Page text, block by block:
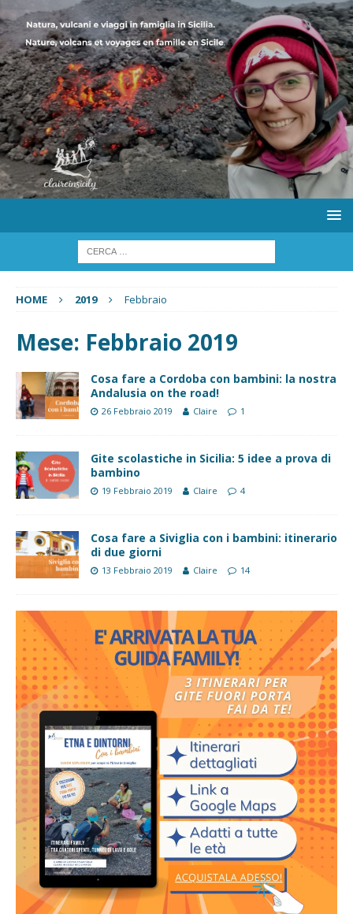
HOME 2019 Febbraio
Mese: Febbraio 2019
Cosa fare a Cordoba con bambini: la nostra
Andalusia on the road!
26 Febbraio 2019 Claire 1
Gite scolastiche in Sicilia: 5 idee a prova di
bambino
19 Febbraio 2019 Claire 4
Cosa fare a Siviglia con i bambini: itinerario
di due giorni
13 Febbraio 2019 Claire 14